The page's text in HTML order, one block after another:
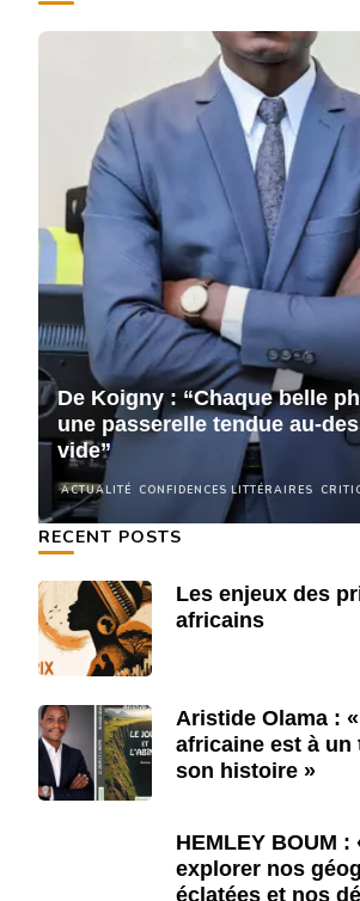
ACTUALITÉ CONFIDENCES LITTÉRAIRES
De Koigny : “Chaque belle
une passerelle tendue au-
vide”
RECENT POSTS
Les enjeux des
africains
Aristide Olama :
africaine est à un
son histoire »
HEMLEY BOUM :
explorer nos
éclatées et nos